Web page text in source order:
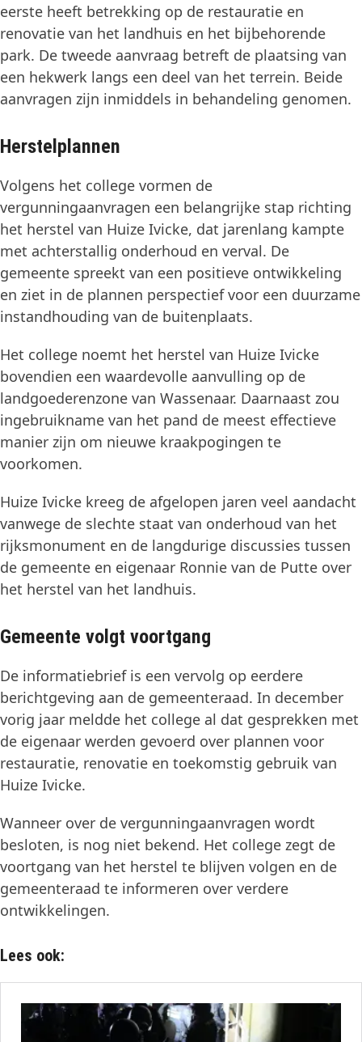
eerste heeft betrekking op de restauratie en
renovatie van het landhuis en het bijbehorende
park. De tweede aanvraag betreft de plaatsing van
een hekwerk langs een deel van het terrein. Beide
aanvragen zijn inmiddels in behandeling genomen.
Herstelplannen
Volgens het college vormen de
vergunningaanvragen een belangrijke stap richting
het herstel van Huize Ivicke, dat jarenlang kampte
met achterstallig onderhoud en verval. De
gemeente spreekt van een positieve ontwikkeling
en ziet in de plannen perspectief voor een duurzame
instandhouding van de buitenplaats.
Het college noemt het herstel van Huize Ivicke
bovendien een waardevolle aanvulling op de
landgoederenzone van Wassenaar. Daarnaast zou
ingebruikname van het pand de meest effectieve
manier zijn om nieuwe kraakpogingen te
voorkomen.
Huize Ivicke kreeg de afgelopen jaren veel aandacht
vanwege de slechte staat van onderhoud van het
rijksmonument en de langdurige discussies tussen
de gemeente en eigenaar Ronnie van de Putte over
het herstel van het landhuis.
Gemeente volgt voortgang
De informatiebrief is een vervolg op eerdere
berichtgeving aan de gemeenteraad. In december
vorig jaar meldde het college al dat gesprekken met
de eigenaar werden gevoerd over plannen voor
restauratie, renovatie en toekomstig gebruik van
Huize Ivicke.
Wanneer over de vergunningaanvragen wordt
besloten, is nog niet bekend. Het college zegt de
voortgang van het herstel te blijven volgen en de
gemeenteraad te informeren over verdere
ontwikkelingen.
Lees ook: